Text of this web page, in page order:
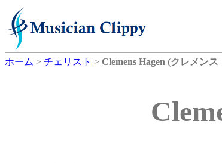
ホーム > チェリスト > Clemens Hagen (クレメン